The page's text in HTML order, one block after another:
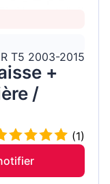
T5 2003-2015
+
/
(1)